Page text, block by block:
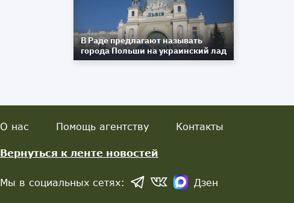
В Раде предлагают называть
города Польши на украинский лад
О нас Помощь агентству Контакты
Вернуться к ленте новостей
Мы в социальных сетях: Дзен